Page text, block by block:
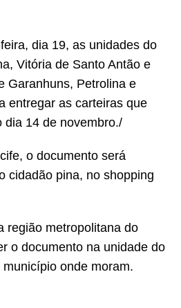
dia 19, as unidades do
Vitória de Santo Antão e
Garanhuns, Petrolina e
entregar as carteiras que
dia 14 de novembro./
o documento será
cidadão pina, no shopping
região metropolitana do
o documento na unidade do
onde moram.